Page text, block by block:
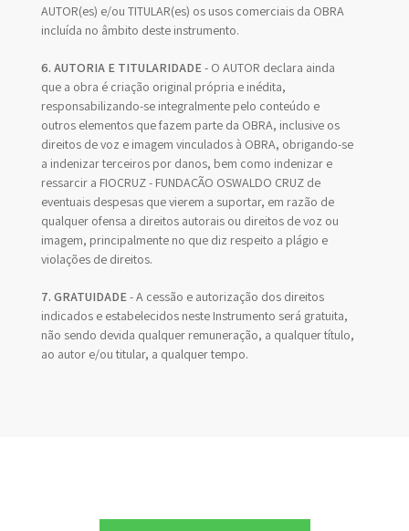
AUTOR(es) e/ou TITULAR(es) os usos comerciais da OBRA
incluída no âmbito deste instrumento.
6. AUTORIA E TITULARIDADE- O AUTOR declara ainda
que a obra é criação original própria e inédita,
responsabilizando-se integralmente pelo conteúdo e
outros elementos que fazem parte da OBRA, inclusive os
direitos de voz e imagem vinculados à OBRA, obrigando-se
a indenizar terceiros por danos, bem como indenizar e
ressarcir a FIOCRUZ - FUNDAÇÃO OSWALDO CRUZ de
eventuais despesas que vierem a suportar, em razão de
qualquer ofensa a direitos autorais ou direitos de voz ou
imagem, principalmente no que diz respeito a plágio e
violações de direitos.
7. GRATUIDADE- A cessão e autorização dos direitos
indicados e estabelecidos neste Instrumento será gratuita,
não sendo devida qualquer remuneração, a qualquer título,
ao autor e/ou titular, a qualquer tempo.